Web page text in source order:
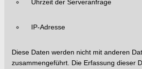
Uhrzeit der Serveranfrage
IP-Adresse
Diese Daten werden nicht mit anderen
zusammengeführt. Die Erfassung dieser